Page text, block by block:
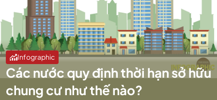
Infographic
Các nước quy định thời hạn sở hữu
chung cư như thế nào?